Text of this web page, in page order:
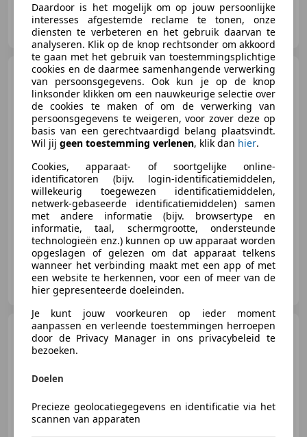
MB Oldtimers
NL-4116 GD BUREN
Mercedes-Benz 280W111
280SE
€ 99.950
01/1969 1 km Benzine -/-
Geevers Classic Cars B.V.
NL-5721 VH ASTEN
Mercedes-Benz 280SE 3.5
Coupé | 1970
€ 99.950
Daardoor is het mogelijk om op jouw persoonlijke
interesses afgestemde reclame te tonen, onze
diensten te verbeteren en het gebruik daarvan te
analyseren. Klik op de knop rechtsonder om akkoord
te gaan met het gebruik van toestemmingsplichtige
cookies en de daarmee samenhangende verwerking
van persoonsgegevens. Ook kun je op de knop
linksonder klikken om een nauwkeurige selectie over
de cookies te maken of om de verwerking van
persoonsgegevens te weigeren, voor zover deze op
basis van een gerechtvaardigd belang plaatsvindt.
Wil jij geen toestemming verlenen, klik dan hier.
Cookies, apparaat- of soortgelijke online-
identificatoren (bijv. login-identificatiemiddelen,
willekeurig toegewezen identificatiemiddelen,
netwerk-gebaseerde identificatiemiddelen) samen
met andere informatie (bijv. browsertype en
informatie, taal, schermgrootte, ondersteunde
technologieën enz.) kunnen op uw apparaat worden
opgeslagen of gelezen om dat apparaat telkens
wanneer het verbinding maakt met een app of met
een website te herkennen, voor een of meer van de
hier gepresenteerde doeleinden.
Je kunt jouw voorkeuren op ieder moment
aanpassen en verleende toestemmingen herroepen
door de Privacy Manager in ons privacybeleid te
bezoeken.
Doelen
Precieze geolocatiegegevens en identificatie via het
scannen van apparaten